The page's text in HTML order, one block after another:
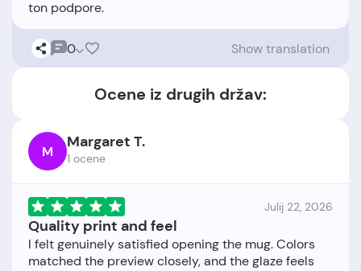
0 Show translation
Ocene iz drugih držav:
M Margaret T.
1 ocene
Julij 22, 2026
Quality print and feel
I felt genuinely satisfied opening the mug. Colors
matched the preview closely, and the glaze feels